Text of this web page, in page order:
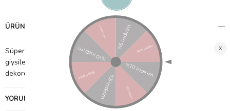
ÜRÜN ÖZELLIKLERI
Süper sevimli hayvan elbise askısıyla artık ortalıkta duran
giysiler yok! Bir çok hayvan arasından seçim yapabilir, odanızı
dekore edebilirsiniz. Her kanca dayanıklı bambudan yapılmıştır.
YORUMLAR